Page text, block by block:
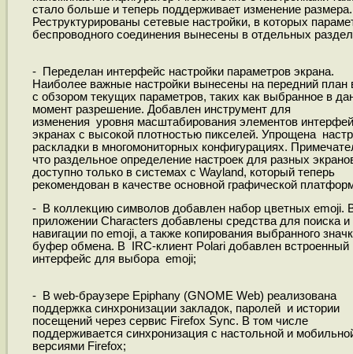
стало больше и теперь поддерживает изменение размера.
Реструктурированы сетевые настройки, в которых
беспроводного соединения вынесены в отдельных
- Переделан интерфейс настройки параметров экрана.
Наиболее важные настройки вынесены на передний план
с обзором текущих параметров, таких как выбранное в
момент разрешение. Добавлен инструмент для
изменения уровня масштабирования элементов
экранах с высокой плотностью пикселей. Упрощена
раскладки в многомониторных конфигурациях.
что раздельное определение настроек для разных
доступно только в системах с Wayland, который теперь
рекомендован в качестве основной графической
- В коллекцию символов добавлен набор цветных emoji.
приложении Characters добавлены средства для поиска и
навигации по emoji, а также копирования выбранного
буфер обмена. В IRC-клиент Polari добавлен встроенный
интерфейс для выбора emoji;
- В web-браузере Epiphany (GNOME Web) реализована
поддержка синхронизации закладок, паролей и истории
посещений через сервис Firefox Sync. В том числе
поддерживается синхронизация с настольной и
версиями Firefox;